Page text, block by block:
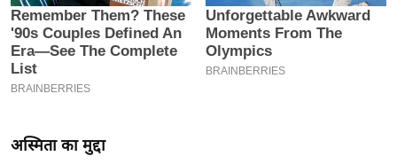
ई
-
पे
प
सा
अस्मिता का मुद्दा